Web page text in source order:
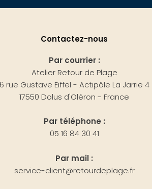
Contactez-nous
Par courrier :
Atelier Retour de Plage
6 rue Gustave Eiffel - Actipôle La Jarrie 4
17550 Dolus d'Oléron - France
Par téléphone :
05 16 84 30 41
Par mail :
service-client@retourdeplage.fr